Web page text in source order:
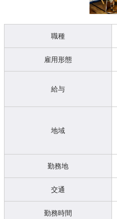
職種
雇用形態
給与
地域
勤務地
交通
勤務時間